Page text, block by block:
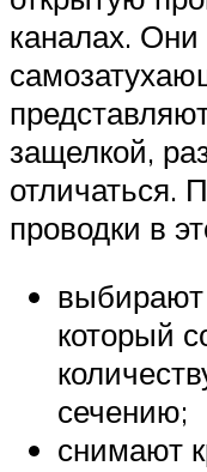
каналах.
защелкой,
отличаться.
проводки в
выбирают
который
сечению;
снимают